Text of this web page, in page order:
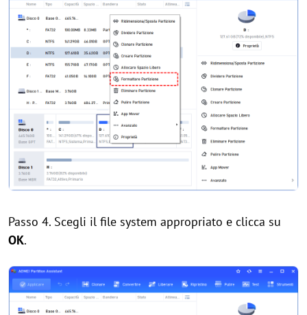
Passo 4. Scegli il file system appropriato e clicca su
OK.